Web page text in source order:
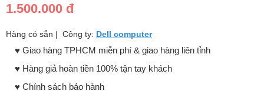
1.500.000 đ
Hàng có sẳn | Công ty: Dell computer
♥️ Giao hàng TPHCM miễn phí & giao hàng liên tỉnh
♥️ Hàng giả hoàn tiền 100% tận tay khách
♥️ Chính sách bảo hành